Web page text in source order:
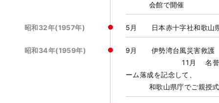
会館で開催
昭和32年(1957年) 5月 日本赤十字社和歌山
昭和34年(1959年)
9月 伊
11月 名誉副総裁秩父
ーム落成を記念して、
和歌山県庁でご親授式